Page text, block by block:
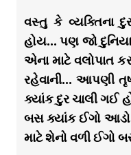
વસ્તુ કે વ્યક્તિના
હોય… પણ જો
એના માટે વલોપાત
રહેવાની… આપણી
ક્યાંક દુર ચાલી ગઈ
બસ ક્યાંક ઈગો
માટે શેનો વળી ઈગો